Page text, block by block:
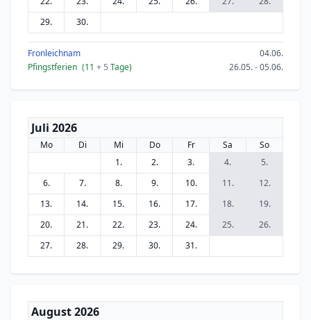
29.
30.
Fronleichnam
04.06.
Pfingstferien (11 + 5 Tage) 26.05. - 05.06.
Juli 2026
Mo Di Mi Do Fr Sa
So
1.
2. 3. 4.
5.
6.
7. 8. 9. 10. 11.
12.
13.
14. 15. 16. 17. 18.
19.
20.
21. 22. 23. 24. 25.
26.
27.
28. 29. 30. 31.
August 2026